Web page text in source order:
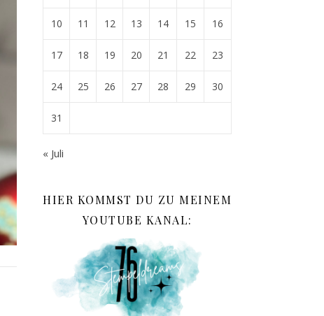
10 11 12 13 14 15 16
17 18 19 20 21 22 23
24 25 26 27 28 29 30
31
« Juli
HIER KOMMST DU ZU MEINEM
YOUTUBE KANAL: